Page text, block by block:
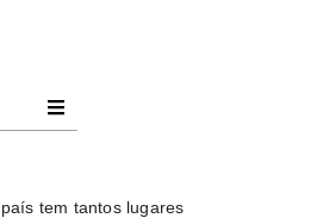
tem tantos lugares